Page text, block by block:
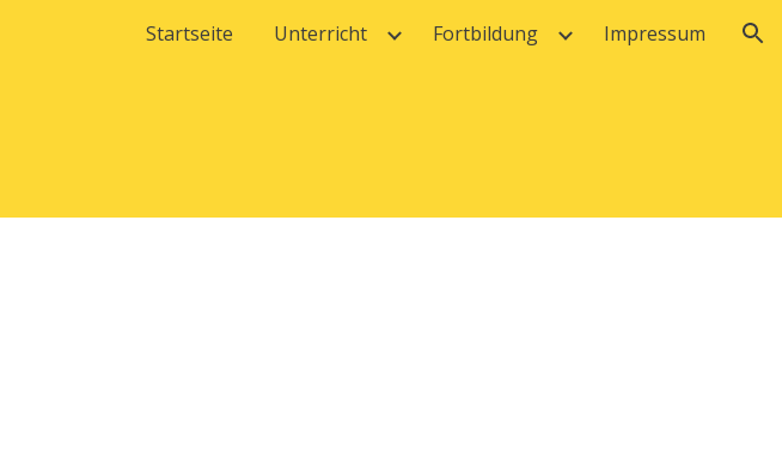
Skip to navigation
Startseite Unterricht Fortbildung Impressum